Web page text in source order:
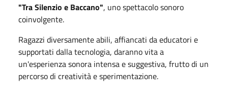
"Tra Silenzio e Baccano", uno spettacolo sonoro
coinvolgente.
Ragazzi diversamente abili, affiancati da educatori e
supportati dalla tecnologia, daranno vita a
un'esperienza sonora intensa e suggestiva, frutto di un
percorso di creatività e sperimentazione.